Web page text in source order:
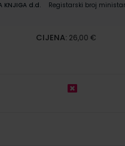
KNJIGA d.d.
Registarski broj
CIJENA: 26,00 €